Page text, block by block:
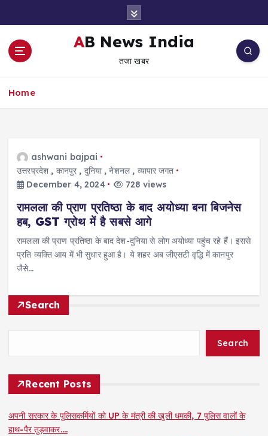
AB News India
तजा खबर
Home
ashwani bajpai
उत्तरप्रदेश , कानपुर , दुनिया,नेशनल, व्यापार जगत
December 4, 2024
728 views
रामलला की प्राण प्रतिष्ठा के बाद अयोध्या बना बिजनेस
हब, GST ग्रोथ में है सबसे आगे
रामलला की प्राण प्रतिष्ठा के बाद देश-दुनिया से लोग अयोध्या पहुंच रहे हैं। इससे
प्रति व्यक्ति आय में भी सुधार हुआ है। ये शहर अब जीएसटी वृद्धि में कानपुर
जैसे…
Search
Search
Recent Posts
अपनी सरकार के पुलिसकर्मियों को UP के मंत्री की खुली धमकी, 7 पुलिस वालों के
हाथ-पैर तुड़वाकर….